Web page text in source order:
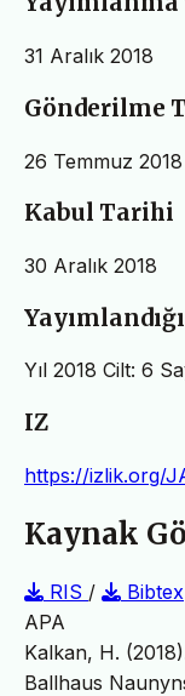
31 Aralık 2018
Gönderilme
26 Temmuz 2018
Kabul Tarihi
30 Aralık 2018
Yıl 2018 Cilt: 6
IZ
https://izlik.org/
Kaynak
RIS /
Bibtex
APA
Kalkan, H.
Ballhaus